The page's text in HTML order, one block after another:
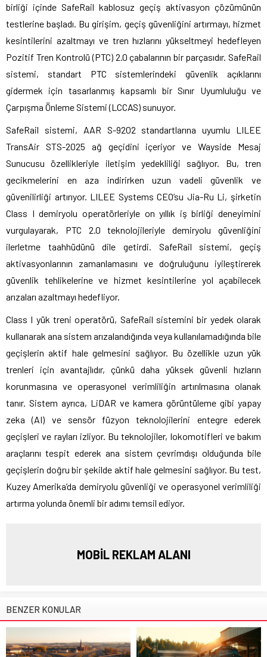
birliği içinde SafeRail kablosuz geçiş aktivasyon çözümünün
testlerine başladı. Bu girişim, geçiş güvenliğini artırmayı, hizmet
kesintilerini azaltmayı ve tren hızlarını yükseltmeyi hedefleyen
Pozitif Tren Kontrolü (PTC) 2.0 çabalarının bir parçasıdır. SafeRail
sistemi, standart PTC sistemlerindeki güvenlik açıklarını
gidermek için tasarlanmış kapsamlı bir Sınır Uyumluluğu ve
Çarpışma Önleme Sistemi (LCCAS) sunuyor.
SafeRail sistemi, AAR S-9202 standartlarına uyumlu LILEE
TransAir STS-2025 ağ geçidini içeriyor ve Wayside Mesaj
Sunucusu özellikleriyle iletişim yedekliliği sağlıyor. Bu, tren
gecikmelerini en aza indirirken uzun vadeli güvenlik ve
güvenilirliği artırıyor. LILEE Systems CEO’su Jia-Ru Li, şirketin
Class I demiryolu operatörleriyle on yıllık iş birliği deneyimini
vurgulayarak, PTC 2.0 teknolojileriyle demiryolu güvenliğini
ilerletme taahhüdünü dile getirdi. SafeRail sistemi, geçiş
aktivasyonlarının zamanlamasını ve doğruluğunu iyileştirerek
güvenlik tehlikelerine ve hizmet kesintilerine yol açabilecek
arızaları azaltmayı hedefliyor.
Class I yük treni operatörü, SafeRail sistemini bir yedek olarak
kullanarak ana sistem arızalandığında veya kullanılamadığında bile
geçişlerin aktif hale gelmesini sağlıyor. Bu özellikle uzun yük
trenleri için avantajlıdır, çünkü daha yüksek güvenli hızların
korunmasına ve operasyonel verimliliğin artırılmasına olanak
tanır. Sistem ayrıca, LiDAR ve kamera görüntüleme gibi yapay
zeka (AI) ve sensör füzyon teknolojilerini entegre ederek
geçişleri ve rayları izliyor. Bu teknolojiler, lokomotifleri ve bakım
araçlarını tespit ederek ana sistem çevrimdışı olduğunda bile
geçişlerin doğru bir şekilde aktif hale gelmesini sağlıyor. Bu test,
Kuzey Amerika’da demiryolu güvenliği ve operasyonel verimliliği
artırma yolunda önemli bir adımı temsil ediyor.
MOBİL REKLAM ALANI
BENZER KONULAR